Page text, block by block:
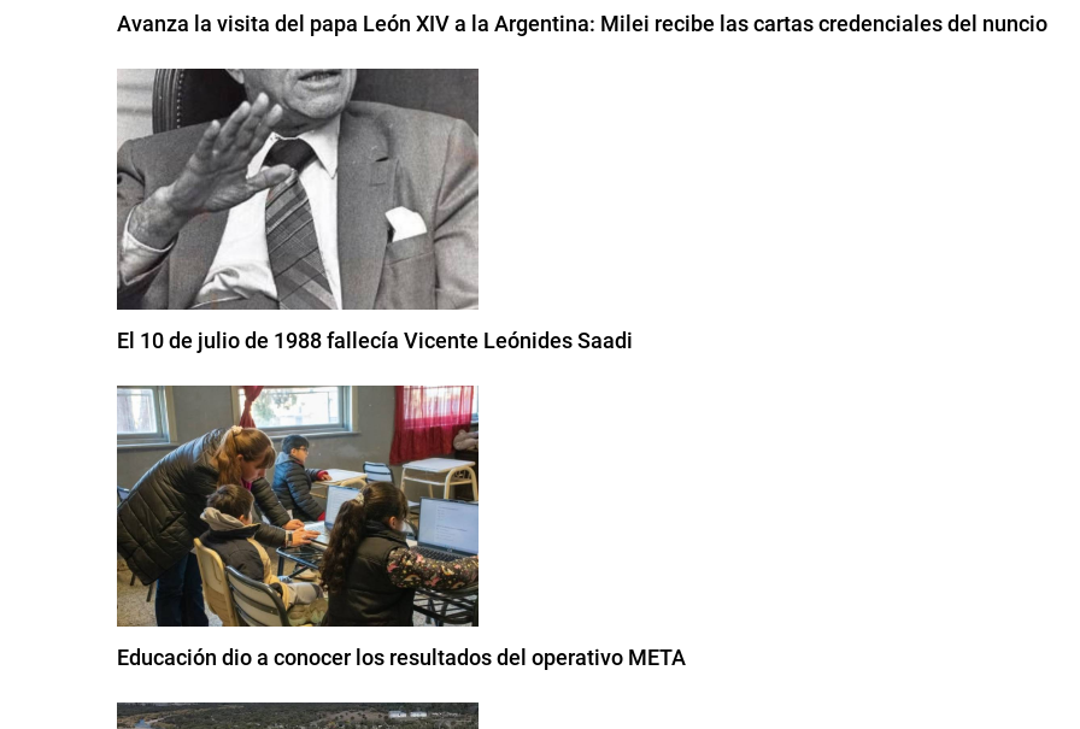
Avanza la visita del papa León XIV a la Argentina: Milei recibe las cartas credenciales del nuncio
El 10 de julio de 1988 fallecía Vicente Leónides Saadi
Educación dio a conocer los resultados del operativo META